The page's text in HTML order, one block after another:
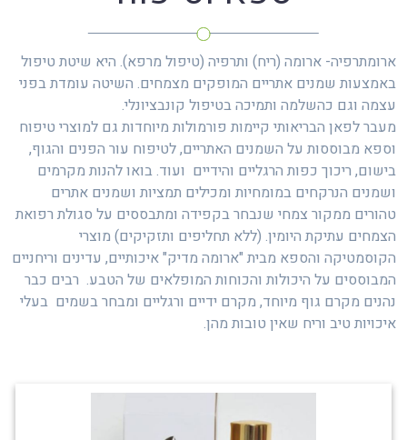
ארומתרפיה- ארומה (ריח) ותרפיה (טיפול מרפא). היא שיטת טיפול
באמצעות שמנים אתריים המופקים מצמחים. השיטה עומדת בפני
עצמה וגם כהשלמה ותמיכה בטיפול קונבציונלי.
מעבר לפאן הבריאותי קיימות פורמולות מיוחדות גם למוצרי טיפוח
וספא מבוססות על השמנים האתריים, לטיפוח עור הפנים והגוף,
בישום, ריכוך כפות הרגליים והידיים ועוד. בואו להנות מקרמים
ושמנים הנרקחים במומחיות ומכילים תמציות ושמנים אתרים
טהורים ממקור צמחי שנבחר בקפידה ומתבססים על סגולת רפואת
הצמחים עתיקת היומין. (ללא תחליפים ותזקיקים) מוצרי
הקוסמטיקה והספא מבית "ארומה מדיק" איכותיים, עדינים וריחניים
המבוססים על היכולות והכוחות המופלאים של הטבע. רבים כבר
נהנים מקרם גוף מיוחד, מקרם ידיים ורגליים ומבחר בשמים בעלי
איכויות טיב וריח שאין טובות מהן.